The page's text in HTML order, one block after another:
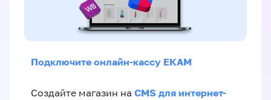
Подключите онлайн-кассу ЕКАМ
Создайте магазин на CMS для интернет-